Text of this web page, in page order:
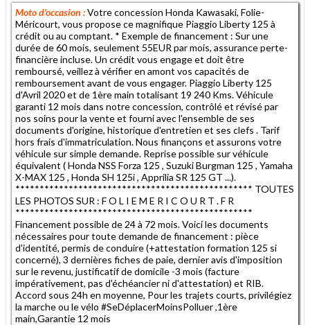
Moto d'occasion :Votre concession Honda Kawasaki, Folie-
Méricourt, vous propose ce magnifique Piaggio Liberty 125 à
crédit ou au comptant. * Exemple de financement : Sur une
durée de 60 mois, seulement 55EUR par mois, assurance perte-
financière incluse. Un crédit vous engage et doit être
remboursé, veillez à vérifier en amont vos capacités de
remboursement avant de vous engager. Piaggio Liberty 125
d'Avril 2020 et de 1ère main totalisant 19 240 Kms. Véhicule
garanti 12 mois dans notre concession, contrôlé et révisé par
nos soins pour la vente et fourni avec l'ensemble de ses
documents d'origine, historique d'entretien et ses clefs . Tarif
hors frais d'immatriculation. Nous finançons et assurons votre
véhicule sur simple demande. Reprise possible sur véhicule
équivalent ( Honda NSS Forza 125 , Suzuki Burgman 125 , Yamaha
X-MAX 125 , Honda SH 125i , Apprilia SR 125 GT ...).
************************************************* TOUTES
LES PHOTOS SUR : F O L I E M E R I C O U R T . F R
*************************************************
Financement possible de 24 à 72 mois. Voici les documents
nécessaires pour toute demande de financement : pièce
d'identité, permis de conduire (+attestation formation 125 si
concerné), 3 dernières fiches de paie, dernier avis d'imposition
sur le revenu, justificatif de domicile -3 mois (facture
impérativement, pas d'échéancier ni d'attestation) et RIB.
Accord sous 24h en moyenne, Pour les trajets courts, privilégiez
la marche ou le vélo #SeDéplacerMoinsPolluer ,1ère
main,Garantie 12 mois